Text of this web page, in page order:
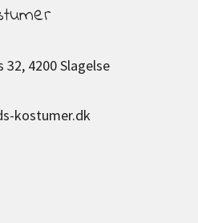
32, 4200 Slagelse
kostumer.dk